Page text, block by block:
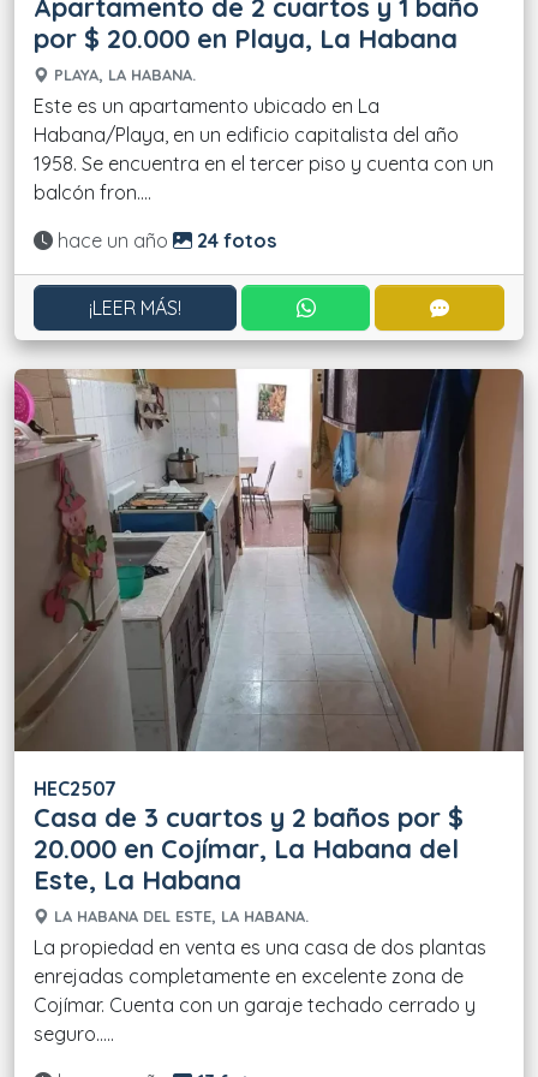
Apartamento de 2 cuartos y 1 baño
por $ 20.000 en Playa, La Habana
PLAYA, LA HABANA.
Este es un apartamento ubicado en La
Habana/Playa, en un edificio capitalista del año
1958. Se encuentra en el tercer piso y cuenta con un
balcón fron....
Actualizado:
hace un año 24 fotos
¡LEER MÁS! CONTACTAR POR
HEC2507
Casa de 3 cuartos y 2 baños por $
20.000 en Cojímar, La Habana del
Este, La Habana
LA HABANA DEL ESTE, LA HABANA.
La propiedad en venta es una casa de dos plantas
enrejadas completamente en excelente zona de
Cojímar. Cuenta con un garaje techado cerrado y
seguro.....